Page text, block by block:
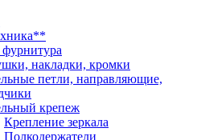
накладки, кромки
петли, направляющие,
крепеж
Крепление зеркала
Полкодержатели